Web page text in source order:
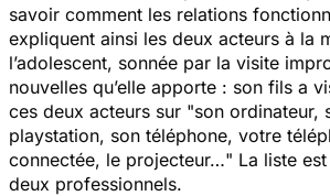
savoir comment les relations
expliquent ainsi les deux acteurs à la
l’adolescent, sonnée par la visite
nouvelles qu’elle apporte : son fils a
ces deux acteurs sur "son ordinateur,
playstation, son téléphone, votre
connectée, le projecteur…" La liste
deux professionnels.